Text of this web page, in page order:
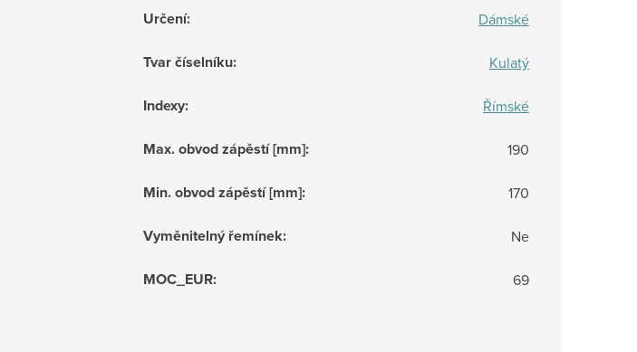
Určení: Dámské
Tvar číselníku: Kulatý
Indexy: Římské
Max. obvod zápěstí [mm]: 190
Min. obvod zápěstí [mm]: 170
Vyměnitelný řemínek: Ne
MOC_EUR: 69